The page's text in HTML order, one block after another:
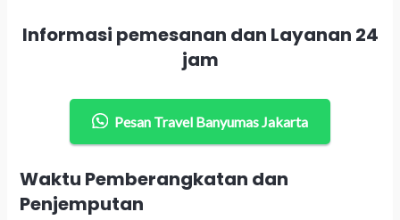
Informasi pemesanan dan Layanan 24
jam
Pesan Travel Banyumas Jakarta
Waktu Pemberangkatan dan
Penjemputan